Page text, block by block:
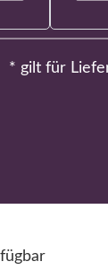
* gilt für